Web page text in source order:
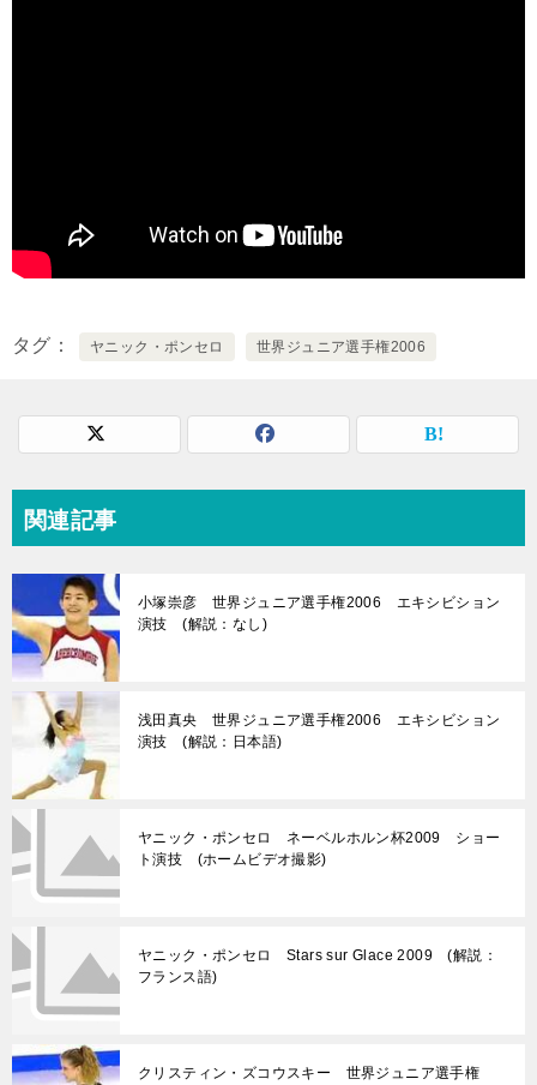
タグ ヤニック・ポンセロ 世界ジュニア選手権2006
関連記事
小塚崇彦 世界ジュニア選手権2006 エキシビション
演技 (解説：なし)
浅田真央 世界ジュニア選手権2006 エキシビション
演技 (解説：日本語)
ヤニック・ポンセロ ネーベルホルン杯2009 ショー
ト演技 (ホームビデオ撮影)
ヤニック・ポンセロ Stars sur Glace 2009 (解説：
フランス語)
クリスティン・ズコウスキー 世界ジュニア選手権